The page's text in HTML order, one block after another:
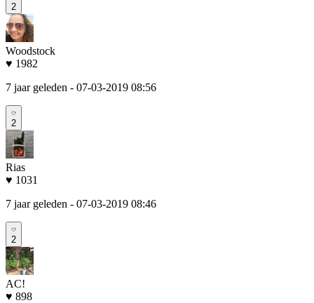
2
Woodstock
♥ 1982
7 jaar geleden - 07-03-2019 08:56
2
Rias
♥ 1031
7 jaar geleden - 07-03-2019 08:46
2
AC!
♥ 898